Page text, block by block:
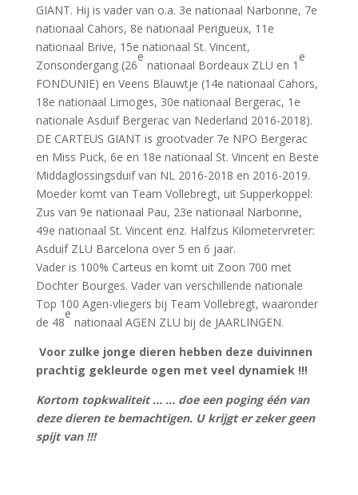
GIANT. Hij is vader van o.a. 3e nationaal Narbonne, 7e
nationaal Cahors, 8e nationaal Perigueux, 11e
nationaal Brive, 15e nationaal St. Vincent,
Zonsondergang (26
e
nationaal Bordeaux ZLU en 1
e
FONDUNIE) en Veens Blauwtje (14e nationaal Cahors,
18e nationaal Limoges, 30e nationaal Bergerac, 1e
nationale Asduif Bergerac van Nederland 2016-2018).
DE CARTEUS GIANT is grootvader 7e NPO Bergerac
en Miss Puck, 6e en 18e nationaal St. Vincent en Beste
Middaglossingsduif van NL 2016-2018 en 2016-2019.
Moeder komt van Team Vollebregt, uit Supperkoppel:
Zus van 9e nationaal Pau, 23e nationaal Narbonne,
49e nationaal St. Vincent enz. Halfzus Kilometervreter:
Asduif ZLU Barcelona over 5 en 6 jaar.
Vader is 100% Carteus en komt uit Zoon 700 met
Dochter Bourges. Vader van verschillende nationale
Top 100 Agen-vliegers bij Team Vollebregt, waaronder
de 48
e
nationaal AGEN ZLU bij de JAARLINGEN.
Voor zulke jonge dieren hebben deze duivinnen
prachtig gekleurde ogen met veel dynamiek !!!
Kortom topkwaliteit … … doe een poging één van
deze dieren te bemachtigen. U krijgt er zeker geen
spijt van !!!